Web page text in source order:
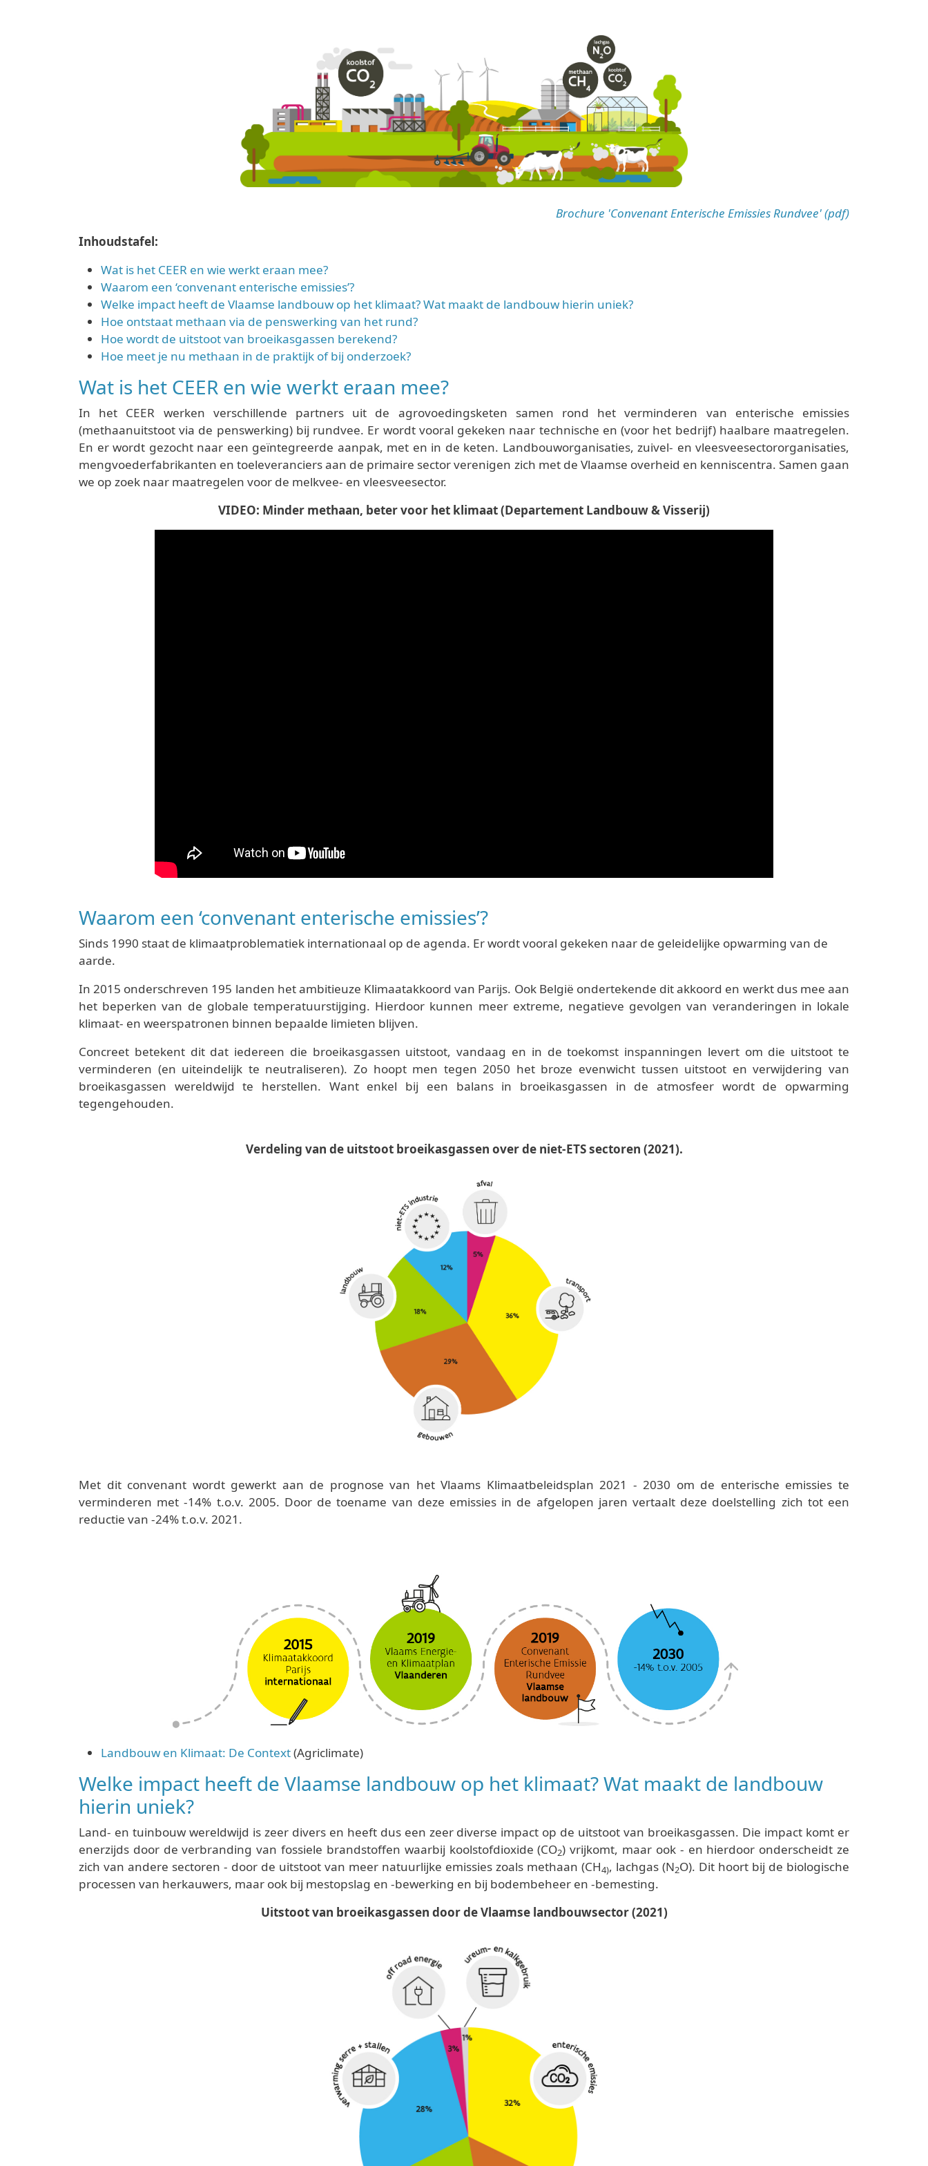
Brochure 'Convenant Enterische Emissies Rundvee' (pdf)
Inhoudstafel:
Wat is het CEER en wie werkt eraan mee?
Waarom een ‘convenant enterische emissies’?
Welke impact heeft de Vlaamse landbouw op het klimaat? Wat maakt de landbouw hierin uniek?
Hoe ontstaat methaan via de penswerking van het rund?
Hoe wordt de uitstoot van broeikasgassen berekend?
Hoe meet je nu methaan in de praktijk of bij onderzoek?
Wat is het CEER en wie werkt eraan mee?
In het CEER werken verschillende partners uit de agrovoedingsketen samen rond het verminderen van enterische emissies
(methaanuitstoot via de penswerking) bij rundvee. Er wordt vooral gekeken naar technische en (voor het bedrijf) haalbare maatregelen.
En er wordt gezocht naar een geïntegreerde aanpak, met en in de keten. Landbouworganisaties, zuivel- en vleesveesectororganisaties,
mengvoederfabrikanten en toeleveranciers aan de primaire sector verenigen zich met de Vlaamse overheid en kenniscentra. Samen gaan
we op zoek naar maatregelen voor de melkvee- en vleesveesector.
VIDEO: Minder methaan, beter voor het klimaat (Departement Landbouw & Visserij)
Waarom een ‘convenant enterische emissies’?
Sinds 1990 staat de klimaatproblematiek internationaal op de agenda. Er wordt vooral gekeken naar de geleidelijke opwarming van de
aarde.
In 2015 onderschreven 195 landen het ambitieuze Klimaatakkoord van Parijs. Ook België ondertekende dit akkoord en werkt dus mee aan
het beperken van de globale temperatuurstijging. Hierdoor kunnen meer extreme, negatieve gevolgen van veranderingen in lokale
klimaat- en weerspatronen binnen bepaalde limieten blijven.
Concreet betekent dit dat iedereen die broeikasgassen uitstoot, vandaag en in de toekomst inspanningen levert om die uitstoot te
verminderen (en uiteindelijk te neutraliseren). Zo hoopt men tegen 2050 het broze evenwicht tussen uitstoot en verwijdering van
broeikasgassen wereldwijd te herstellen. Want enkel bij een balans in broeikasgassen in de atmosfeer wordt de opwarming
tegengehouden.
Verdeling van de uitstoot broeikasgassen over de niet-ETS sectoren (2021).
Met dit convenant wordt gewerkt aan de prognose van het Vlaams Klimaatbeleidsplan 2021 - 2030 om de enterische emissies te
verminderen met -14% t.o.v. 2005. Door de toename van deze emissies in de afgelopen jaren vertaalt deze doelstelling zich tot een
reductie van -24% t.o.v. 2021.
Landbouw en Klimaat: De Context(Agriclimate)
Welke impact heeft de Vlaamse landbouw op het klimaat? Wat maakt de landbouw
hierin uniek?
Land- en tuinbouw wereldwijd is zeer divers en heeft dus een zeer diverse impact op de uitstoot van broeikasgassen. Die impact komt er
enerzijds door de verbranding van fossiele brandstoffen waarbij koolstofdioxide (CO2) vrijkomt, maar ook - en hierdoor onderscheidt ze
zich van andere sectoren - door de uitstoot van meer natuurlijke emissies zoals methaan (CH4), lachgas (N2O). Dit hoort bij de biologische
processen van herkauwers, maar ook bij mestopslag en -bewerking en bij bodembeheer en -bemesting.
Uitstoot van broeikasgassen door de Vlaamse landbouwsector (2021)